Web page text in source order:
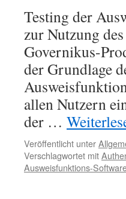
Testing der
zur Nutzung
Governikus-
der Grundlage
allen Nutzern
der …
Veröffentlicht unter
Verschlagwortet mit
Ausweisfunktions-